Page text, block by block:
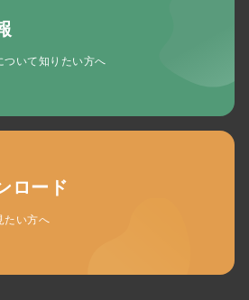
ついて知りたい方へ
ロード
たい方へ